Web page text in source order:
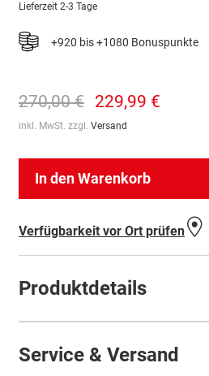
Lieferzeit 2-3 Tage
+920 bis +1080 Bonuspunkte
270,00 € 229,99 €
inkl. MwSt. zzgl. Versand
In den Warenkorb
Verfügbarkeit vor Ort prüfen
Produktdetails
Service & Versand